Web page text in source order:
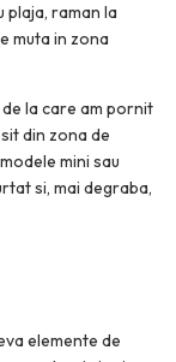
plaja, raman la
muta in zona
la care am pornit
din zona de
mini sau
si, mai degraba,
elemente de